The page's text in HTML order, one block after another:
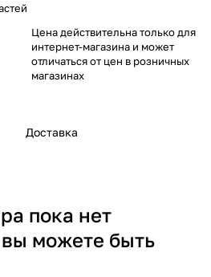
Цена действительна только для
интернет-магазина и может
отличаться от цен в розничных
магазинах
Доставка
пока нет
можете быть